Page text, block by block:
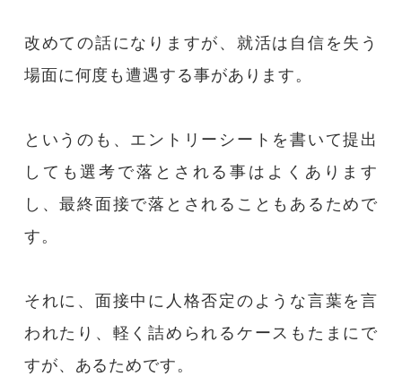
改めての話になりますが、就活は自信を失う
場面に何度も遭遇する事があります。
というのも、エントリーシートを書いて提出
しても選考で落とされる事はよくあります
し、最終面接で落とされることもあるためで
す。
それに、面接中に人格否定のような言葉を言
われたり、軽く詰められるケースもたまにで
すが、あるためです。